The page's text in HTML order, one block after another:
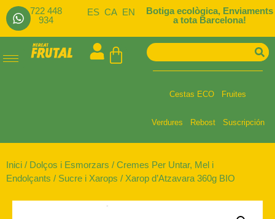
722 448
934
Botiga ecològica, Enviaments
a tota Barcelona!
ES CA EN
Cestas ECO Fruites
Verdures Rebost Suscripción
Inici / Dolços i Esmorzars / Cremes Per Untar, Mel i
Endolçants / Sucre i Xarops / Xarop d’Atzavara 360g BIO